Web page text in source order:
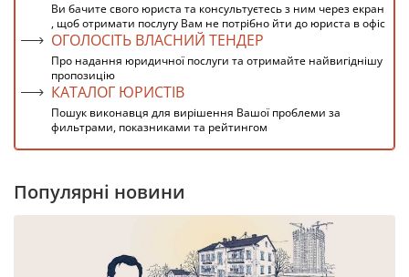
Ви бачите свого юриста та консультуєтесь з ним через екран
, щоб отримати послугу Вам не потрібно йти до юриста в офіс
ОГОЛОСІТЬ ВЛАСНИЙ ТЕНДЕР
Про надання юридичної послуги та отримайте найвигіднішу
пропозицію
КАТАЛОГ ЮРИСТІВ
Пошук виконавця для вирішення Вашої проблеми за
фильтрами, показниками та рейтингом
Популярні новини